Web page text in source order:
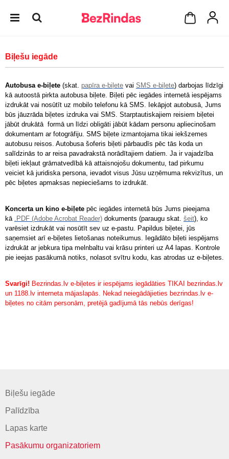
Biļešu iegāde
Autobusa e-biļete (skat. papīra e-biļete vai SMS e-biļete) darbojas līdzīgi
kā autoostā pirkta autobusa biļete. Biļeti pēc iegādes internetā iespējams
izdrukāt vai nosūtīt uz mobilo telefonu kā SMS. Iekāpjot autobusā, Jums
būs jāuzrāda biļetes izdruka vai SMS. Starptautiskajiem reisiem biļetei
jābūt drukātā formā un līdzi obligāti jābūt kādam personu apliecinošam
dokumentam ar fotogrāfiju. SMS biļete izmantojama tikai iekšzemes
autobusu reisos. Autobusa šoferis biļeti pārbaudīs pēc tās koda un
salīdzinās to ar reisa pavadrakstā norādītajiem datiem. Ja ir vajadzība
biļeti iekļaut grāmatvedībā kā attaisnojošu dokumentu, tad pirkumu
veiciet kā juridiska persona, ievadot visus Jūsu uzņēmuma rekvizītus, un
pēc biļetes apmaksas nepieciešams to izdrukāt.
Koncerta un kino e-biļete pēc iegādes internetā būs Jums pieejama
kā .PDF (Adobe Acrobat Reader) dokuments (paraugu skat. šeit), ko
varēsiet izdrukāt vai nosūtīt sev uz e-pastu. Papildus biļetei, jūs
saņemsiet arī e-biļetes lietošanas noteikumus. Iegādāto biļeti iespējams
izdrukāt ar jebkura tipa melnbaltu vai krāsu printeri uz A4 lapas. Kontrole
pie ieejas pasākumā notiks, nolasot svītru kodu, kas atrodas uz e-biļetes.
Svarīgi! Bezrindas.lv e-biļetes ir iespējams iegādāties TIKAI bezrindas.lv
un 1188.lv interneta mājaslapās. Nekad neiegādājieties bezrindas.lv e-
biļetes no citām personām, pretējā gadījumā tās nebūs derīgas!
Biļešu iegāde
Palīdzība
Lapas karte
Pasākumu organizatoriem